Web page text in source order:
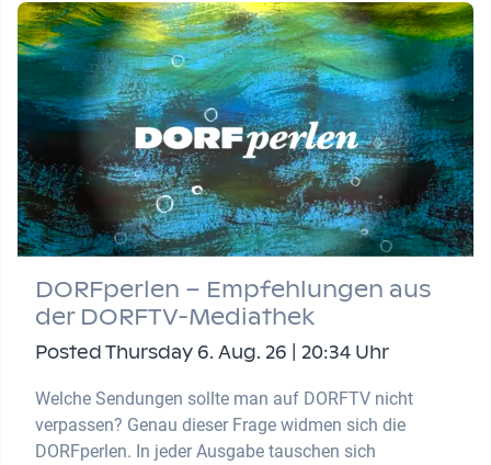
DORFperlen – Empfehlungen aus
der DORFTV-Mediathek
Posted Thursday 6. Aug. 26 | 20:34 Uhr
Welche Sendungen sollte man auf DORFTV nicht
verpassen? Genau dieser Frage widmen sich die
DORFperlen. In jeder Ausgabe tauschen sich